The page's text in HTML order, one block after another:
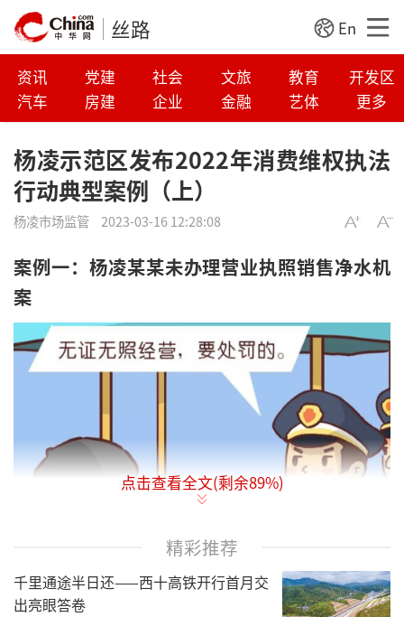
丝路 En
资讯 党建 社会 文旅 教育
开发区
汽车
房建 企业 金融 艺体 更多
杨凌示范区发布2022年消费维权执法
行动典型案例（上）
杨凌市场监管 2023-03-16 12:28:08
案例一： 杨凌某某未办理营业执照销售净水机
案
点击查看全文(剩余89%)
精彩推荐
千里通途半日还——西十高铁开行首月交
出亮眼答卷